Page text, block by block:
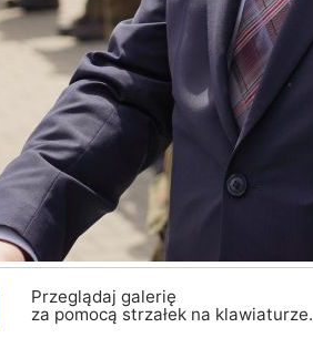
Przeglądaj galerię
za pomocą strzałek na klawiaturze.